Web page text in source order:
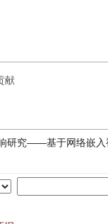
献
研究——基于网络嵌